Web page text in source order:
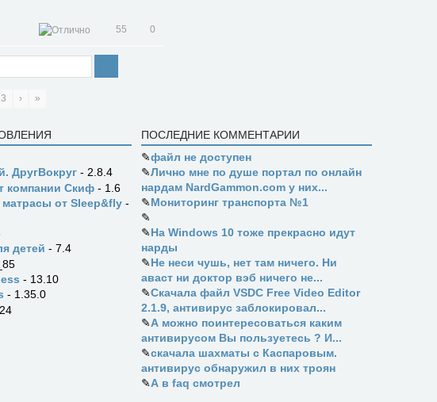
55 0
› »
ДругВокруг- 2.8.4
компании Скиф- 1.6
матрасы от Sleep&fly-
детей - 7.4
- 13.10
- 1.35.0
ПОСЛЕДНИЕ КОММЕНТАРИИ
✎файл не доступен
✎Лично мне по душе портал по онлайн
нардам NardGammon.com у них...
✎Мониторинг транспорта №1
✎
✎На Windows 10 тоже прекрасно идут
нарды
✎Не неси чушь, нет там ничего. Ни
аваст ни доктор вэб ничего не...
✎Скачала файл VSDC Free Video Editor
2.1.9, антивирус заблокировал...
✎А можно поинтересоваться каким
антивирусом Вы пользуетесь ? И...
✎скачала шахматы с Каспаровым.
антивирус обнаружил в них троян
✎А в faq смотрел